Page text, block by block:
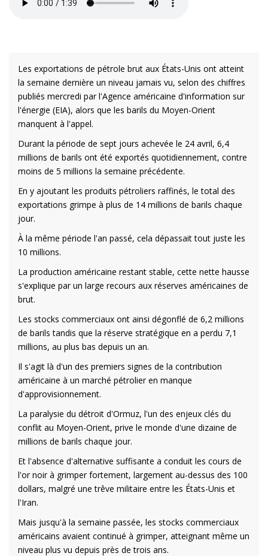
Les exportations de pétrole brut aux États-Unis ont atteint
la semaine dernière un niveau jamais vu, selon des chiffres
publiés mercredi par l'Agence américaine d'information sur
l'énergie (EIA), alors que les barils du Moyen-Orient
manquent à l'appel.
Durant la période de sept jours achevée le 24 avril, 6,4
millions de barils ont été exportés quotidiennement, contre
moins de 5 millions la semaine précédente.
En y ajoutant les produits pétroliers raffinés, le total des
exportations grimpe à plus de 14 millions de barils chaque
jour.
À la même période l'an passé, cela dépassait tout juste les
10 millions.
La production américaine restant stable, cette nette hausse
s'explique par un large recours aux réserves américaines de
brut.
Les stocks commerciaux ont ainsi dégonflé de 6,2 millions
de barils tandis que la réserve stratégique en a perdu 7,1
millions, au plus bas depuis un an.
Il s'agit là d'un des premiers signes de la contribution
américaine à un marché pétrolier en manque
d'approvisionnement.
La paralysie du détroit d'Ormuz, l'un des enjeux clés du
conflit au Moyen-Orient, prive le monde d'une dizaine de
millions de barils chaque jour.
Et l'absence d'alternative suffisante a conduit les cours de
l'or noir à grimper fortement, largement au-dessus des 100
dollars, malgré une trêve militaire entre les États-Unis et
l'Iran.
Mais jusqu'à la semaine passée, les stocks commerciaux
américains avaient continué à grimper, atteignant même un
niveau plus vu depuis près de trois ans.